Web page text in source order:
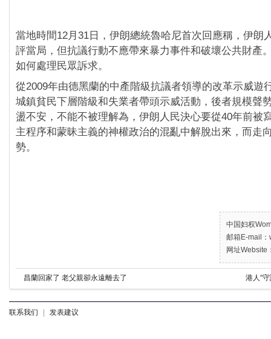
當地時間12月31日，伊朗總統魯哈尼首次回應稱，伊朗
評當局，但抗議行動不應帶來暴力事件和破壞公共財產
如何處理民眾訴求。
從2009年由德黑蘭的中產階級抗議者領導的改革示威遊
城鎮貧民下層階級和失業者帶頭示威活動，後者規模聲
盪不安，不能不被理解為，伊朗人民決心要從40年前被
主程序和蒙昧主義的神權政治的混亂中解脫出來，而走
勢。
中国妇权
邮箱E-mail
网址Website
昌蘭回家了 老父親卻永遠離去了 港人“
联系我们 发表建议